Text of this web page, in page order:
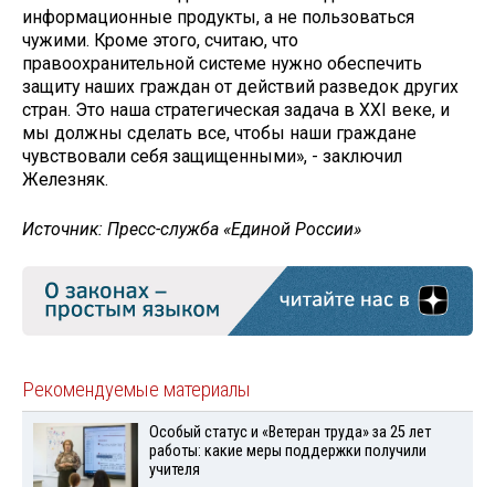
информационные продукты, а не пользоваться
чужими. Кроме этого, считаю, что
правоохранительной системе нужно обеспечить
защиту наших граждан от действий разведок других
стран. Это наша стратегическая задача в XXI веке, и
мы должны сделать все, чтобы наши граждане
чувствовали себя защищенными», - заключил
Железняк.
Источник: Пресс-служба «Единой России»
Рекомендуемые материалы
Особый статус и «Ветеран труда» за 25 лет
работы: какие меры поддержки получили
учителя